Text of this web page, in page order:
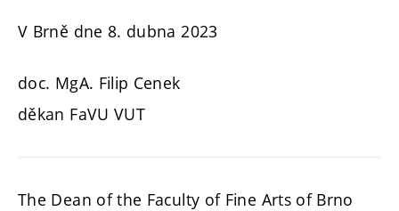
V Brně dne 8. dubna 2023
doc. MgA. Filip Cenek
děkan FaVU VUT
The Dean of the Faculty of Fine Arts of Brno